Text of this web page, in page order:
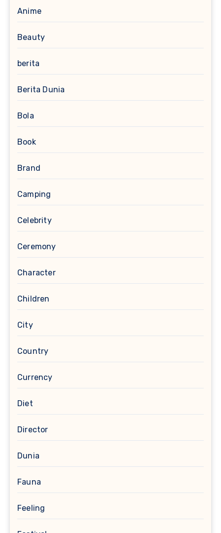
Anime
Beauty
berita
Berita Dunia
Bola
Book
Brand
Camping
Celebrity
Ceremony
Character
Children
City
Country
Currency
Diet
Director
Dunia
Fauna
Feeling